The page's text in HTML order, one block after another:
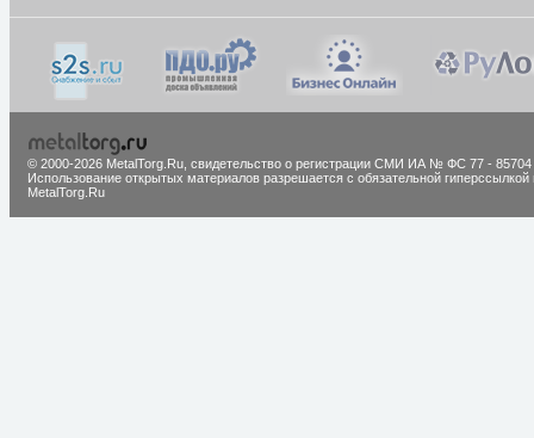
© 2000-2026 MetalTorg.Ru, cвидетельство о регистрации СМИ ИА № ФС 77 - 85704
Использование открытых материалов разрешается с обязательной гиперссылкой
MetalTorg.Ru